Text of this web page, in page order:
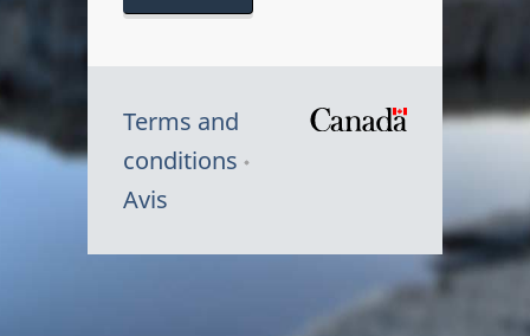
Terms and
conditions
Avis
du